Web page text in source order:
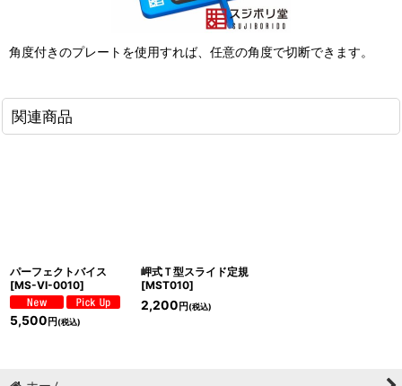
角度付きのプレートを使用すれば、任意の角度で切断できます。
関連商品
パーフェクトバイス
[MS-VI-0010]
5,500 円(税込)
岬式Ｔ型スライド定規
[MST010]
2,200 円(税込)